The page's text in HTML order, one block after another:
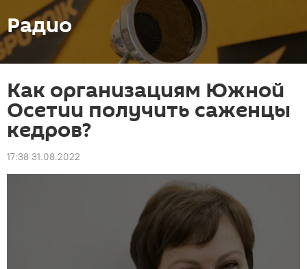
Радио
Как организациям Южной
Осетии получить саженцы
кедров?
17:38 31.08.2022